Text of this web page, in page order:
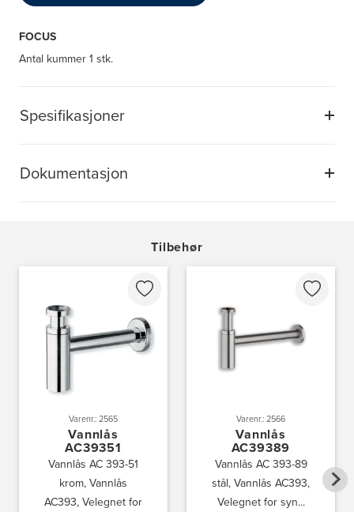
Spesifikasjoner
Dokumentasjon
FOCUS
Antal kummer1 stk.
Tilbehør
Varenr.: 2565
Vannlås
AC39351
Vannlås AC 393-51
krom, Vannlås
AC393, Velegnet for
Varenr.: 2566
Vannlås
AC39389
Vannlås AC 393-89
stål, Vannlås AC393,
Velegnet for syn...